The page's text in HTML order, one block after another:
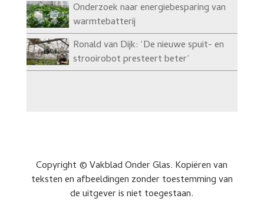
Onderzoek naar energiebesparing van
warmtebatterij
Ronald van Dijk: ‘De nieuwe spuit- en
strooirobot presteert beter’
Copyright © Vakblad Onder Glas. Kopiëren van
teksten en afbeeldingen zonder toestemming van
de uitgever is niet toegestaan.